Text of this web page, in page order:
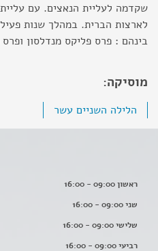
שקדמה לעליית הנאצים. עם
לארצות הברית. במהלך שנות
בינהם : פרס פליקס מנדלסון ופרס
מוסיקה:
הלילה השניים עשר
ראשון 09:00 - 16:00
שני 09:00 - 16:00
שלישי 09:00 - 16:00
רביעי 09:00 - 16:00